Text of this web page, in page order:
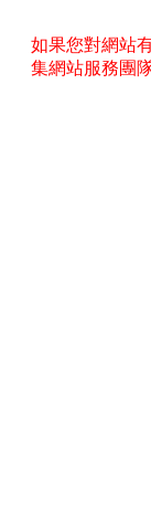
如果您對網站
集網站服務團